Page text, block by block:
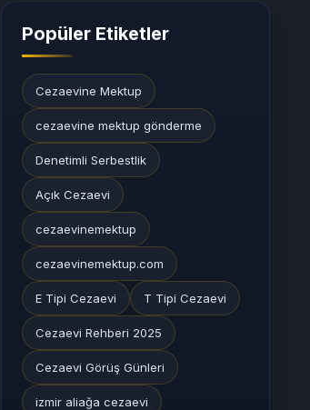
Popüler Etiketler
Cezaevine Mektup
cezaevine mektup gönderme
Denetimli Serbestlik
Açık Cezaevi
cezaevinemektup
cezaevinemektup.com
E Tipi Cezaevi T Tipi Cezaevi
Cezaevi Rehberi 2025
Cezaevi Görüş Günleri
izmir aliağa cezaevi